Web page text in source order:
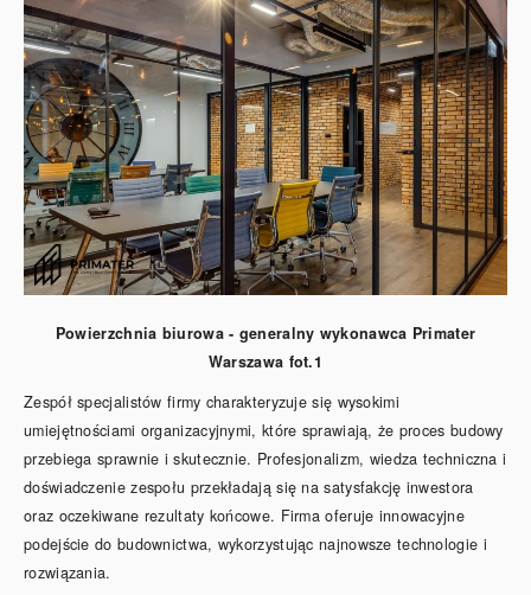
Powierzchnia biurowa - generalny wykonawca Primater
Warszawa fot.1
Zespół specjalistów firmy charakteryzuje się wysokimi
umiejętnościami organizacyjnymi, które sprawiają, że proces budowy
przebiega sprawnie i skutecznie. Profesjonalizm, wiedza techniczna i
doświadczenie zespołu przekładają się na satysfakcję inwestora
oraz oczekiwane rezultaty końcowe. Firma oferuje innowacyjne
podejście do budownictwa, wykorzystując najnowsze technologie i
rozwiązania.